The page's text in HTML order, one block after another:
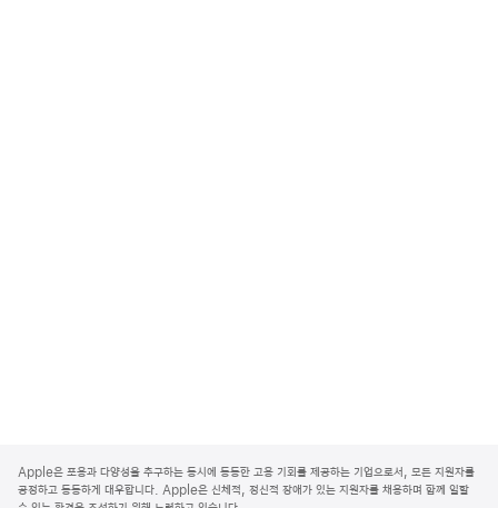
p
p
Apple은 포용과 다양성을 추구하는 동시에 동등한 고용 기회를 제공하는 기업으로서, 모든 지원자를
공정하고 동등하게 대우합니다. Apple은 신체적, 정신적 장애가 있는 지원자를 채용하며 함께 일할